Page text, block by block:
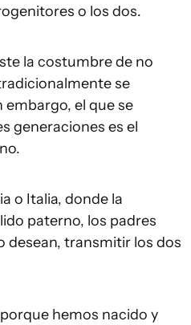
o los dos.
la costumbre de no
se
el que se
generaciones es el
o Italia, donde la
paterno, los padres
desean, transmitir los dos
hemos nacido y